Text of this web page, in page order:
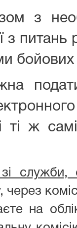
з
з питань
бойових
ті ж
служби,
через
на